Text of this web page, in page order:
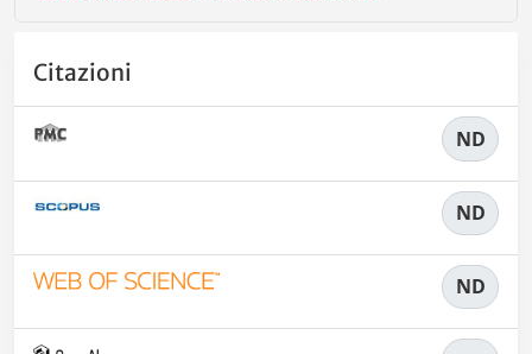
Citazioni
ND
ND
ND